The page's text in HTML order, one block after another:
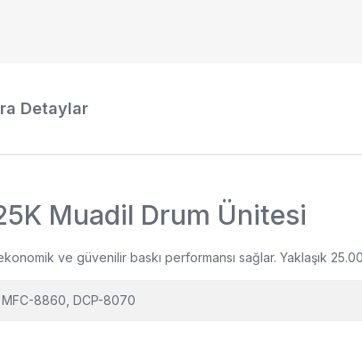
Detaylar
Muadil Drum Ünitesi
ve güvenilir baskı performansı sağlar. Yaklaşık
8860, DCP-8070